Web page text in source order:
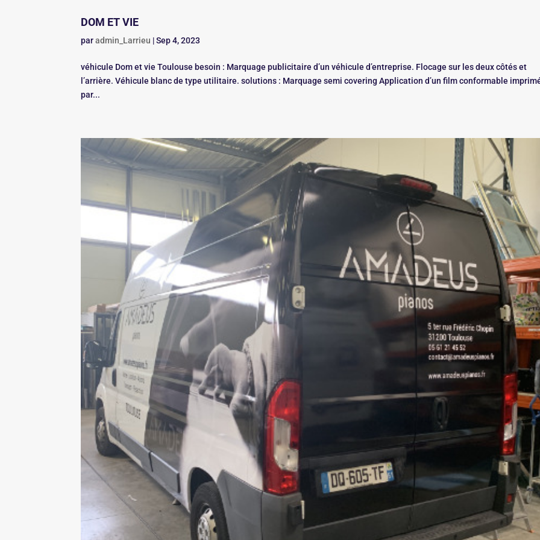
DOM ET VIE
paradmin_Larrieu |Sep 4, 2023
véhicule Dom et vie Toulouse besoin : Marquage publicitaire d’un véhicule d’entreprise. Flocage sur les deux côtés et
l’arrière. Véhicule blanc de type utilitaire. solutions : Marquage semi covering Application d’un film conformable
par...